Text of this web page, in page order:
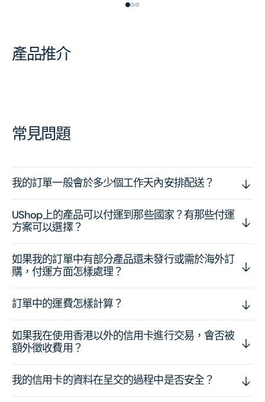
產品推介
常見問題
我的訂單一般會於多少個工作天內安排配送？
UShop上的產品可以付運到那些國家？有那些付運
方案可以選擇？
如果我的訂單中有部分產品還未發行或需於海外訂
購，付運方面怎樣處理？
訂單中的運費怎樣計算？
如果我在使用香港以外的信用卡進行交易，會否被
額外徵收費用？
我的信用卡的資料在呈交的過程中是否安全？